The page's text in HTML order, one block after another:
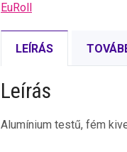
EuRoll
LEÍRÁS
Leírás
Alumínium testű, fém